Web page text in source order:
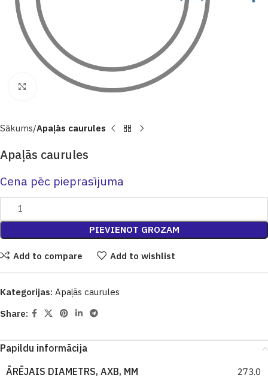
Click to enlarge
Sākums Apaļās caurules
Apaļās caurules
Cena pēc pieprasījuma
PIEVIENOT GROZAM
Add to compare Add to wishlist
Kategorijas: Apaļās caurules
Share:
Papildu informācija
ĀRĒJAIS DIAMETRS, AXB, MM
273.0